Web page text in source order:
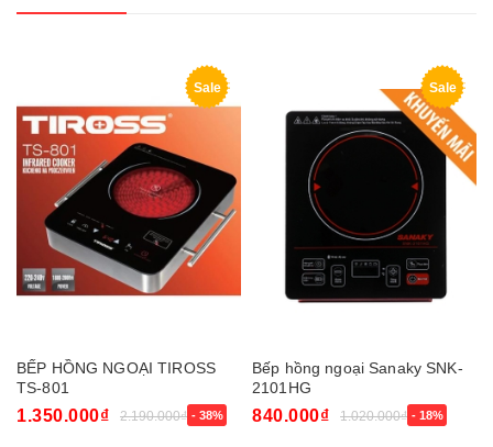
Sale
BẾP HỒNG NGOẠI TIROSS
TS-801
1.350.000₫ 2.190.000₫ - 38%
Sale
Bếp hồng ngoại Sanaky SNK-
2101HG
840.000₫ 1.020.000₫ - 18%